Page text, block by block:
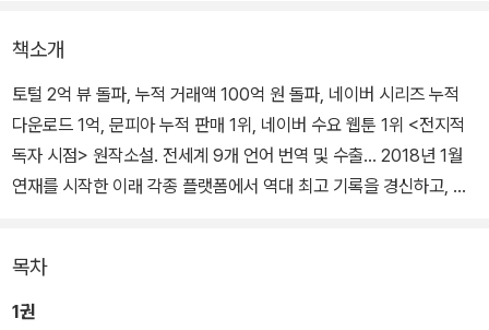
책소개
토털 2억 뷰 돌파, 누적 거래액 100억 원 돌파, 네이버 시리즈 누적
다운로드 1억, 문피아 누적 판매 1위, 네이버 수요 웹툰 1위 <전지적
독자 시점> 원작소설. 전세계 9개 언어 번역 및 수출… 2018년 1월
연재를 시작한 이래 각종 플랫폼에서 역대 최고 기록을 경신하고, 한
학 브랜드 비채는 페이퍼백 에디션(Part1 1-8)에 이어 <전지적 독자
시점>을 양장본(1-3)으로 선보인다.
목차
1권